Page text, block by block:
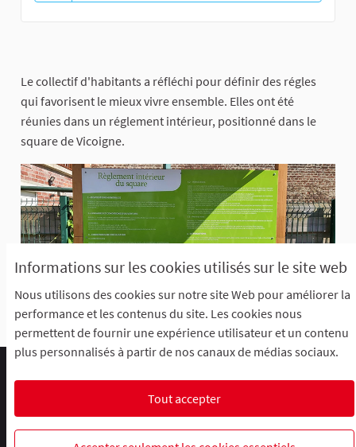
Informations sur les cookies utilisés sur le site web
Nous utilisons des cookies sur notre site Web pour améliorer la
performance et les contenus du site. Les cookies nous
permettent de fournir une expérience utilisateur et un contenu
plus personnalisés à partir de nos canaux de médias sociaux.
Tout accepter
Le collectif d'habitants a réfléchi pour définir des régles
qui favorisent le mieux vivre ensemble. Elles ont été
réunies dans un réglement intérieur, positionné dans le
square de Vicoigne.
Charte d'utilisation
Contacts
Paramètres des cookies
R-lab, le laboratoire de la participation
R-lab, le laboratoire de la
R-lab, le laboratoire de la